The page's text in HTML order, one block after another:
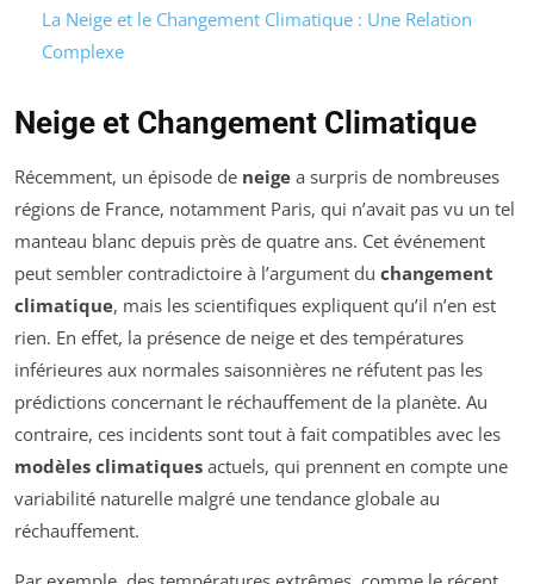
La Neige et le Changement Climatique : Une Relation
Complexe
Neige et Changement Climatique
Récemment, un épisode de neige a surpris de nombreuses
régions de France, notamment Paris, qui n’avait pas vu un tel
manteau blanc depuis près de quatre ans. Cet événement
peut sembler contradictoire à l’argument du changement
climatique, mais les scientifiques expliquent qu’il n’en est
rien. En effet, la présence de neige et des températures
inférieures aux normales saisonnières ne réfutent pas les
prédictions concernant le réchauffement de la planète. Au
contraire, ces incidents sont tout à fait compatibles avec les
modèles climatiques actuels, qui prennent en compte une
variabilité naturelle malgré une tendance globale au
réchauffement.